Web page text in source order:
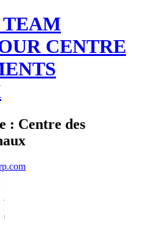
CENTRE
: Centre des